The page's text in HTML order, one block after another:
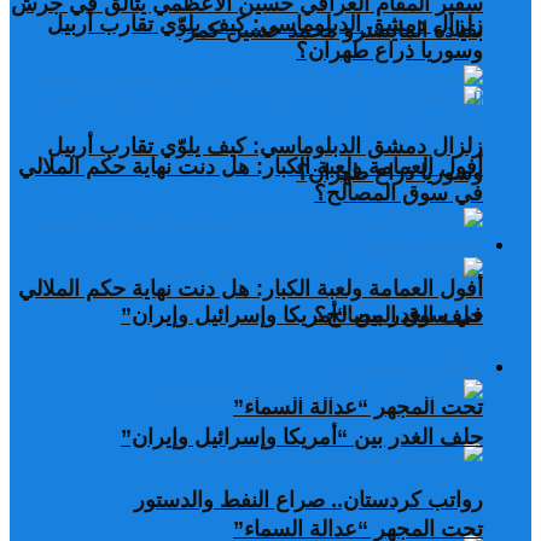
زلزال دمشق الدبلوماسي: كيف يلوّي تقارب أربيل
وسوريا ذراع طهران؟
أفول العمامة ولعبة الكبار: هل دنت نهاية حكم الملالي
في سوق المصالح؟
حلف الغدر بين “أمريكا وإسرائيل وإيران”
تحت المجهر “عدالة السماء”
رواتب كردستان.. صراع النفط والدستور
بقيادة المايسترو محمد حسين كمر
زلزال دمشق الدبلوماسي: كيف يلوّي تقارب أربيل
وسوريا ذراع طهران؟
أفول العمامة ولعبة الكبار: هل دنت نهاية حكم الملالي
في سوق المصالح؟
حلف الغدر بين “أمريكا وإسرائيل وإيران”
تحت المجهر “عدالة السماء”